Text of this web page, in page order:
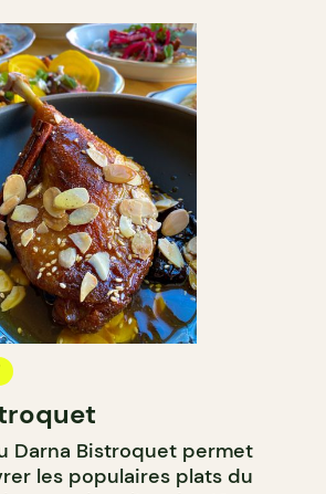
Darna Bistroquet permet
les populaires plats du